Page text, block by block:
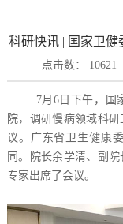
科研快讯 | 国家卫
点击数： 10621
7月6日下午，国家
院，调研慢病领域科
议。广东省卫生健康
同。院长余学清、副
专家出席了会议。